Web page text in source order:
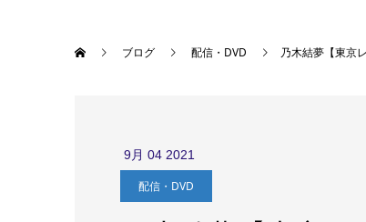
ブログ 配信・DVD 乃木結夢【東京
9月 04 2021
配信・DVD